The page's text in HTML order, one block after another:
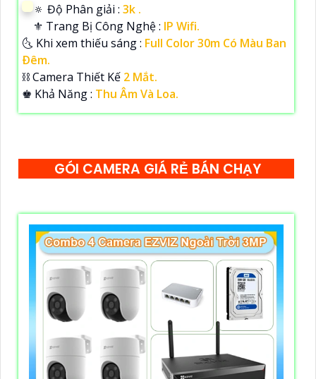
🔅 Độ Phân giải : 3k .
⚜️ Trang Bị Công Nghệ : IP Wifi.
🌜 Khi xem thiếu sáng : Full Color 30m Có Màu Ban
Ðêm.
⛓ Camera Thiết Kế 2 Mắt.
️♚ Khả Năng : Thu Âm Và Loa.
GÓI CAMERA GIÁ RẺ BÁN CHẠY